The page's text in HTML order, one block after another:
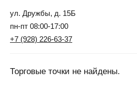
ул. Дружбы, д. 15Б
пн-пт 08:00-17:00
+7 (928) 226-63-37
Торговые точки не найдены.